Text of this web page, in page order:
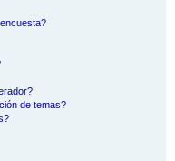
de temas?